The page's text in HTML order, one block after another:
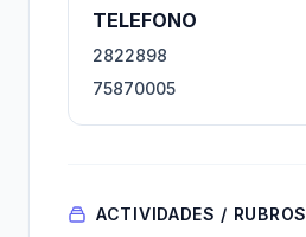
TELEFONO
2822898
75870005
ACTIVIDADES / RUBROS